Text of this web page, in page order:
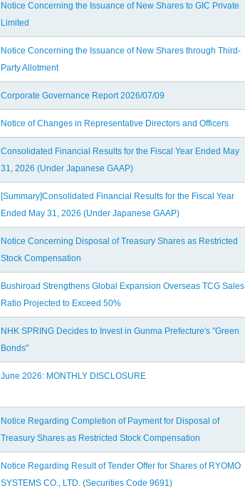
Notice Concerning the Issuance of New Shares to GIC Private
Limited
Notice Concerning the Issuance of New Shares through Third-
Party Allotment
Corporate Governance Report 2026/07/09
Notice of Changes in Representative Directors and Officers
Consolidated Financial Results for the Fiscal Year Ended May
31, 2026 (Under Japanese GAAP)
[Summary]Consolidated Financial Results for the Fiscal Year
Ended May 31, 2026 (Under Japanese GAAP)
Notice Concerning Disposal of Treasury Shares as Restricted
Stock Compensation
Bushiroad Strengthens Global Expansion Overseas TCG Sales
Ratio Projected to Exceed 50%
NHK SPRING Decides to Invest in Gunma Prefecture's "Green
Bonds"
June 2026: MONTHLY DISCLOSURE
Notice Regarding Completion of Payment for Disposal of
Treasury Shares as Restricted Stock Compensation
Notice Regarding Result of Tender Offer for Shares of RYOMO
SYSTEMS CO., LTD. (Securities Code 9691)